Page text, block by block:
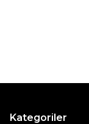
Kategoriler